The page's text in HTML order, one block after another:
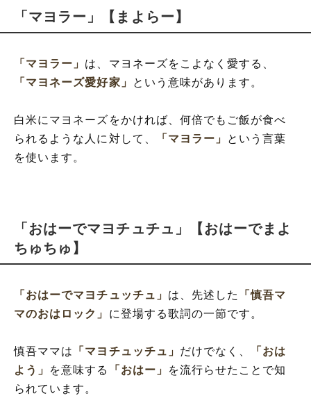
「マヨラー」【まよらー】
「マヨラー」 は、マヨネーズをこよなく愛する、
「マヨネーズ愛好家」
という意味があります。
白米にマヨネーズをかければ、何倍でもご飯が食べ
られるような人に対して、
「マヨラー」
という言葉
を使います。
「おはーでマヨチュチュ」【おはーでまよ
ちゅちゅ】
「おはーでマヨチュッチュ」 は、先述した
「慎吾マ
マのおはロック」 に登場する歌詞の一節です。
慎吾ママは 「マヨチュッチュ」 だけでなく、
「おは
よう」
を意味する 「おはー」
を流行らせたことで知
られています。